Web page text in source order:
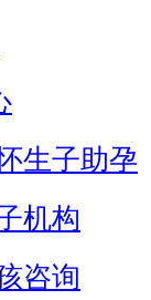
生子助孕
机构
咨询